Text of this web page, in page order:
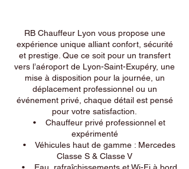
RB Chauffeur Lyon vous propose une
expérience unique alliant confort, sécurité
et prestige. Que ce soit pour un transfert
vers l’aéroport de Lyon-Saint-Exupéry, une
mise à disposition pour la journée, un
déplacement professionnel ou un
événement privé, chaque détail est pensé
pour votre satisfaction.
• Chauffeur privé professionnel et
expérimenté
• Véhicules haut de gamme : Mercedes
Classe S & Classe V